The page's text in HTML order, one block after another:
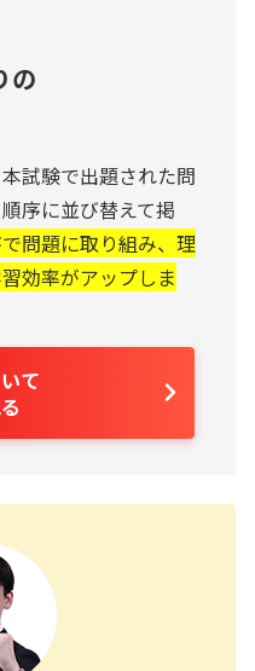
の
試験で出題された問
序に並び替えて掲
問題に取り組み、理
効率がアップしま
て